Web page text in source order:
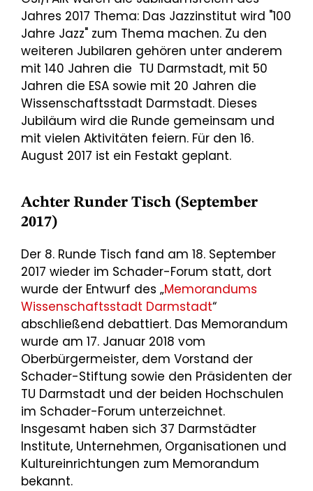
Jahres 2017 Thema: Das Jazzinstitut wird "100
Jahre Jazz" zum Thema machen. Zu den
weiteren Jubilaren gehören unter anderem
mit 140 Jahren die TU Darmstadt, mit 50
Jahren die ESA sowie mit 20 Jahren die
Wissenschaftsstadt Darmstadt. Dieses
Jubiläum wird die Runde gemeinsam und
mit vielen Aktivitäten feiern. Für den 16.
August 2017 ist ein Festakt geplant.
Achter Runder Tisch (September
2017)
Der 8. Runde Tisch fand am 18. September
2017 wieder im Schader-Forum statt, dort
wurde der Entwurf des „Memorandums
Wissenschaftsstadt Darmstadt“
abschließend debattiert. Das Memorandum
wurde am 17. Januar 2018 vom
Oberbürgermeister, dem Vorstand der
Schader-Stiftung sowie den Präsidenten der
TU Darmstadt und der beiden Hochschulen
im Schader-Forum unterzeichnet.
Insgesamt haben sich 37 Darmstädter
Institute, Unternehmen, Organisationen und
Kultureinrichtungen zum Memorandum
bekannt.